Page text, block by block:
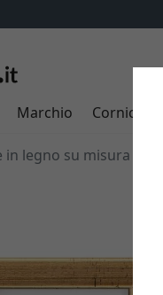
Marchio Cornici
in legno su misura